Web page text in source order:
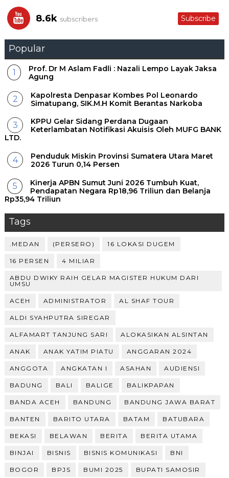
8.6k subscribers Subscribe
Popular
Prof. Dr M Aslam Fadli : Nazali Lempo Layak Jaksa
Agung
Kapolresta Denpasar Kombes Pol Leonardo
Simatupang, SIK.M.H Komit Berantas Narkoba
KPPU Gelar Sidang Perdana Dugaan
Keterlambatan Notifikasi Akuisis Oleh MUFG BANK
LTD.
Penduduk Miskin Provinsi Sumatera Utara Maret
2026 Turun 0,14 Persen
Kinerja APBN Sumut Juni 2026 Tumbuh Kuat,
Pendapatan Negara Rp18,96 Triliun dan Belanja
Rp35,94 Triliun
Tags
.MEDAN (PERSERO) 16 LOKASI DUGEM
16 PERSEN 4 MILIAR
ABDU DWIKY RAIH GELAR MAGISTER HUKUM DARI
UMSU
ACEH ADMINISTRATOR AL SHAF TOUR
ALDI SYAHPUTRA SIREGAR
ALFAMART TANJUNG SARI ALOKASIKAN ALSINTAN
ANAK ANAK YATIM PIATU ANGGARAN 2024
ANGGOTA ANGKATAN I ASAHAN AUDIENSI
BADUNG BALI BALIGE BALIKPAPAN
BANDA ACEH BANDUNG BANDUNG JAWA BARAT
BANTEN BARITO UTARA BATAM BATUBARA
BEKASI BELAWAN BERITA BERITA UTAMA
BINJAI BISNIS BISNIS KOMUNIKASI BNI
BOGOR BPJS BUMI 2025 BUPATI SAMOSIR